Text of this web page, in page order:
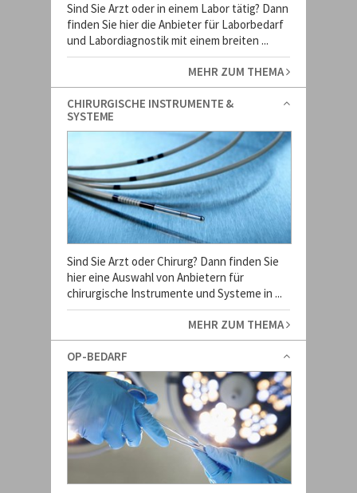
Sind Sie Arzt oder in einem Labor tätig? Dann
finden Sie hier die Anbieter für Laborbedarf
und Labordiagnostik mit einem breiten ...
MEHR ZUM THEMA
CHIRURGISCHE INSTRUMENTE &
SYSTEME
Sind Sie Arzt oder Chirurg? Dann finden Sie
hier eine Auswahl von Anbietern für
chirurgische Instrumente und Systeme in ...
MEHR ZUM THEMA
OP-BEDARF